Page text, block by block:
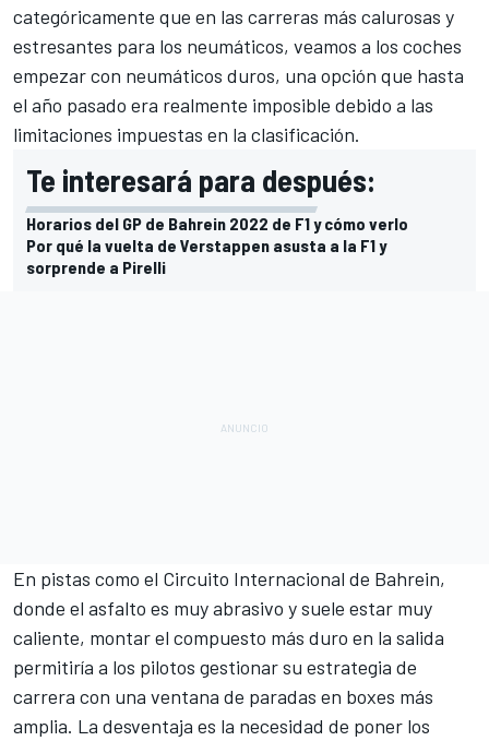
categóricamente que en las carreras más calurosas y
estresantes para los neumáticos, veamos a los coches
empezar con neumáticos duros, una opción que hasta
el año pasado era realmente imposible debido a las
limitaciones impuestas en la clasificación.
Te interesará para después:
Horarios del GP de Bahrein 2022 de F1 y cómo verlo
Por qué la vuelta de Verstappen asusta a la F1 y
sorprende a Pirelli
En pistas como el Circuito Internacional de Bahrein,
donde el asfalto es muy abrasivo y suele estar muy
caliente, montar el compuesto más duro en la salida
permitiría a los pilotos gestionar su estrategia de
carrera con una ventana de paradas en boxes más
amplia. La desventaja es la necesidad de poner los